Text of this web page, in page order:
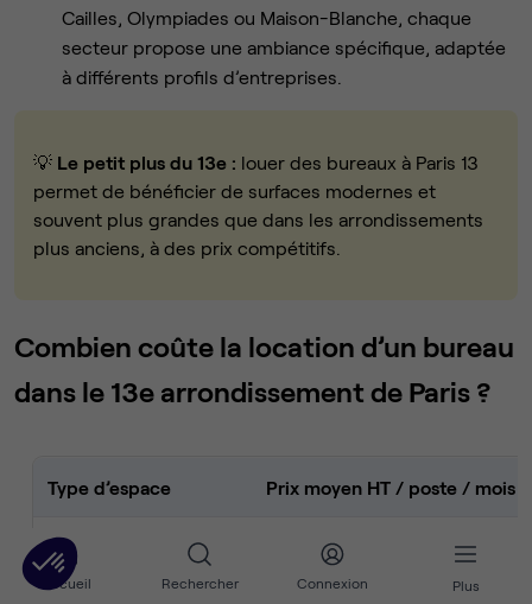
Accueil Rechercher Connexion Plus
Cailles, Olympiades ou Maison-Blanche, chaque
secteur propose une ambiance spécifique, adaptée
à différents profils d’entreprises.
💡 Le petit plus du 13e : louer des bureaux à Paris 13
permet de bénéficier de surfaces modernes et
souvent plus grandes que dans les arrondissements
plus anciens, à des prix compétitifs.
Combien coûte la location d’un bureau
dans le 13e arrondissement de Paris ?
Type d’espace Prix moyen HT / poste / mois
Espace de coworking 350 € – 600 €